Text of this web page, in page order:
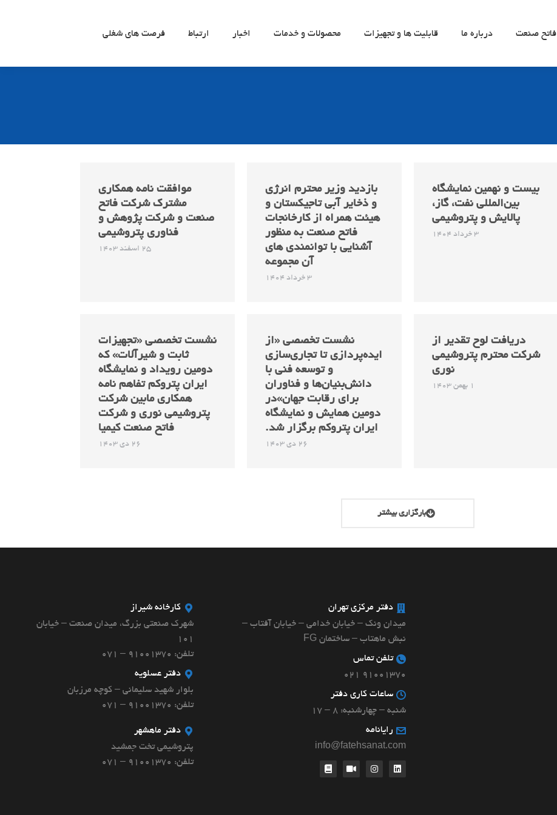
فاتح صنعت درباره ما قابلیت ها و تجهیزات محصولات و خدمات اخبار ارتباط فرصت های شغلی
بیست و نهمین نمایشگاه
بین‌المللی نفت، گاز،
پالایش و پتروشیمی
3 خرداد 1404
بازدید وزیر محترم انرژی
و ذخایر آبی تاجیکستان و
هیئت همراه از کارخانجات
فاتح صنعت به منظور
آشنایی با توانمندی های
آن مجموعه
3 خرداد 1404
موافقت نامه همکاری
مشترک شرکت فاتح
صنعت و شرکت پژوهش و
فناوری پتروشیمی
25 اسفند 1403
دریافت لوح تقدیر از
شرکت محترم پتروشیمی
نوری
1 بهمن 1403
نشست تخصصی «از
ایده‌پردازی تا تجاری‌سازی
و توسعه فنی با
دانش‌بنیان‌ها و فناوران
برای رقابت جهان»در
دومین همایش و نمایشگاه
ایران پتروکم برگزار شد.
26 دی 1403
نشست تخصصی «تجهیزات
ثابت و شیرآلات» که
دومین رویداد و نمایشگاه
ایران پتروکم تفاهم نامه
همکاری مابین شرکت
پتروشیمی نوری و شرکت
فاتح صنعت کیمیا
26 دی 1403
بارگزاری بیشتر
دفتر مرکزی تهران
میدان ونک – خیابان خدامی – خیابان آفتاب –
نبش ماهتاب – ساختمان FG
تلفن تماس
۹۱۰۰۱۳۷۰ ۰۲۱
ساعات کاری دفتر
شنبه – چهارشنبه: ۸ – ۱۷
رایانامه
info@fatehsanat.com
کارخانه شیراز
شهرک صنعتی بزرگ، میدان صنعت – خیابان
۱۰۱
تلفن: 91001370 – 071
دفتر عسلویه
بلوار شهید سلیمانی – کوچه مرزبان
تلفن: 91001370 – 071
دفتر ماهشهر
پتروشیمی تخت جمشید
تلفن: 91001370 – 071